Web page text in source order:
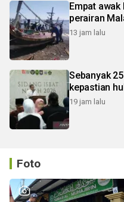
Empat awak
perairan
13 jam lalu
Sebanyak
kepastian
19 jam lalu
Foto